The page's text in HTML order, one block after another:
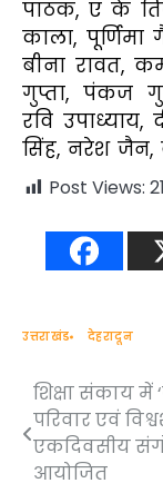
पाठक, ए के
काला, पूर्णिमा
बीना रावत,
गुप्ता, पंकज
रवि उपाध्याय,
सिंह, नरेश जैन,
Post Views:
उत्तराखंड देहरादून
Post
navigation
शिक्षा संकाय में
परिवार एवं
एकदिवसीय
आयोजित